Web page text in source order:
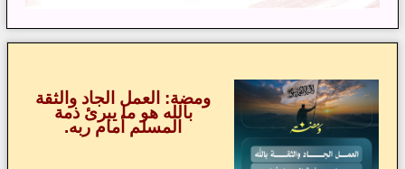
ومضة: العمل الجاد والثقة
بالله هو ما يبرئ ذمة
المسلم أمام ربه.